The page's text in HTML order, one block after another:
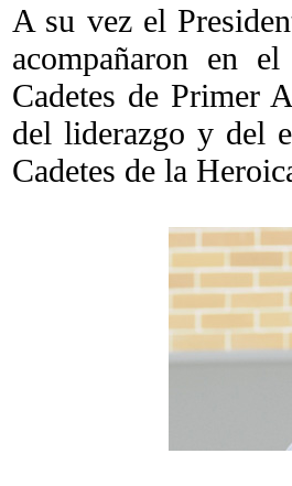
A su vez el
acompañaron en
Cadetes de Primer
del liderazgo y del
Cadetes de la